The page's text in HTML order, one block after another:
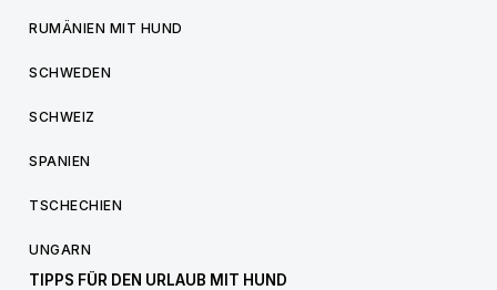
RUMÄNIEN MIT HUND
SCHWEDEN
SCHWEIZ
SPANIEN
TSCHECHIEN
UNGARN
TIPPS FÜR DEN URLAUB MIT HUND